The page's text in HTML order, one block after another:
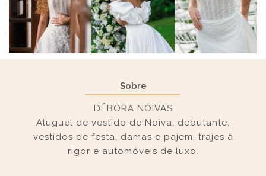
Sobre
DÉBORA NOIVAS
Aluguel de vestido de Noiva, debutante,
vestidos de festa, damas e pajem, trajes à
rigor e automóveis de luxo.